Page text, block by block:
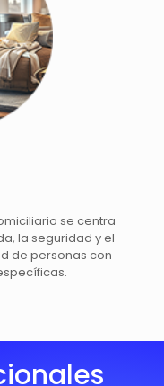
se centra
la seguridad y el
de personas con